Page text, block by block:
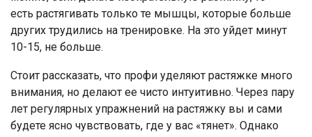
есть растягивать только те мышцы, которые больше
других трудились на тренировке. На это уйдет минут
10-15, не больше.
Стоит рассказать, что профи уделяют растяжке много
внимания, но делают ее чисто интуитивно. Через пару
лет регулярных упражнений на растяжку вы и сами
будете ясно чувствовать, где у вас «тянет». Однако